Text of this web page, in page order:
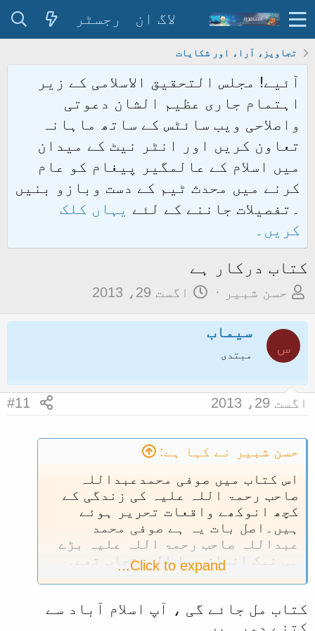
لاگ ان رجسٹر
تجاویز، آراء اور شکایات
آئیے! مجلس التحقیق الاسلامی کے زیر
اہتمام جاری عظیم الشان دعوتی
واصلاحی ویب سائٹس کے ساتھ ماہانہ
تعاون کریں اور انٹر نیٹ کے میدان
میں اسلام کے عالمگیر پیغام کو عام
کرنے میں محدث ٹیم کے دست وبازو بنیں
۔تفصیلات جاننے کے لئے یہاں کلک
کریں۔
کتاب درکار ہے
م
ض
و
ک
ا
غ
ز
ر
ن
و
ا
ل
حسن شبیر
ت
آ
ز
اگست 29، 2013
س
سیماب
مبتدی
اگست 29، 2013 #11
حسن شبیر نے کہا ہے:
اس کتاب میں صوفی محمدعبداللہ
صاحب رحمۃ اللہ علیہ کی زندگی کے
کچھ انوکھے واقعات تحریر ہوئے
ہیں۔اصل بات یہ ہے صوفی محمد
عبداللہ صاحب رحمۃ اللہ علیہ بڑے
ہی نیک انسان دعا المستجاب تھے۔
بڑے ہی اللہ والے تھے۔ ایک خاص
قلمبند ہوا ہے۔اب نیا ایڈیشن میں
یہ سب کچھ ملتا ہے یا نہیں، پہلا
Click to expand...
کتاب مل جائے گی ، آپ اسلام آباد سے
کتنے دور ہیں۔